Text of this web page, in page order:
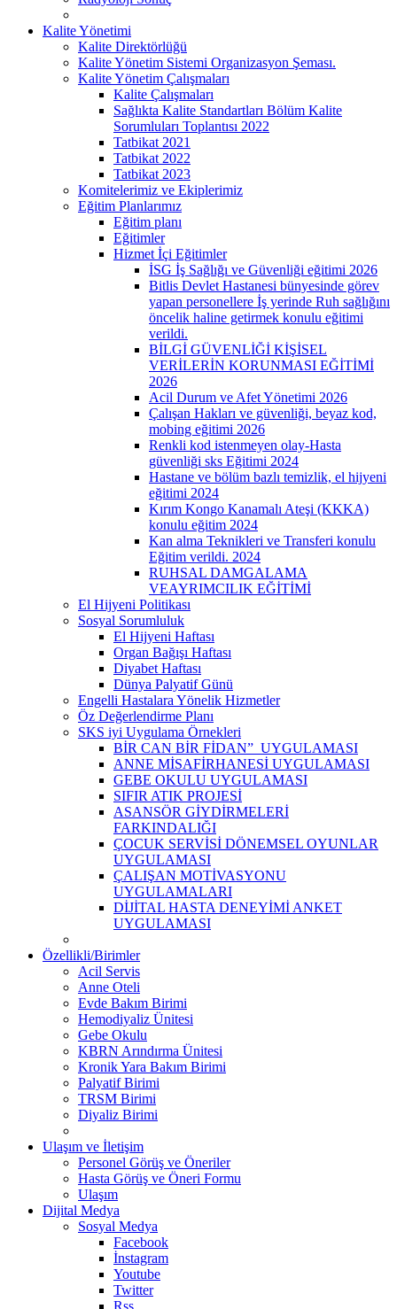
Kalite Yönetimi
Kalite Direktörlüğü
Kalite Yönetim Sistemi Organizasyon Şeması.
Kalite Yönetim Çalışmaları
Kalite Çalışmaları
Sağlıkta Kalite Standartları Bölüm Kalite
Sorumluları Toplantısı 2022
Tatbikat 2021
Tatbikat 2022
Tatbikat 2023
Komitelerimiz ve Ekiplerimiz
Eğitim Planlarımız
Eğitim planı
Eğitimler
Hizmet İçi Eğitimler
İSG İş Sağlığı ve Güvenliği eğitimi 2026
Bitlis Devlet Hastanesi bünyesinde görev
yapan personellere İş yerinde Ruh sağlığını
öncelik haline getirmek konulu eğitimi
verildi.
BİLGİ GÜVENLİĞİ KİŞİSEL
VERİLERİN KORUNMASI EĞİTİMİ
2026
Acil Durum ve Afet Yönetimi 2026
Çalışan Hakları ve güvenliği, beyaz kod,
mobing eğitimi 2026
Renkli kod istenmeyen olay-Hasta
güvenliği sks Eğitimi 2024
Hastane ve bölüm bazlı temizlik, el hijyeni
eğitimi 2024
Kırım Kongo Kanamalı Ateşi (KKKA)
konulu eğitim 2024
Kan alma Teknikleri ve Transferi konulu
Eğitim verildi. 2024
RUHSAL DAMGALAMA
VEAYRIMCILIK EĞİTİMİ
El Hijyeni Politikası
Sosyal Sorumluluk
El Hijyeni Haftası
Organ Bağışı Haftası
Diyabet Haftası
Dünya Palyatif Günü
Engelli Hastalara Yönelik Hizmetler
Öz Değerlendirme Planı
SKS iyi Uygulama Örnekleri
BİR CAN BİR FİDAN” UYGULAMASI
ANNE MİSAFİRHANESİ UYGULAMASI
GEBE OKULU UYGULAMASI
SIFIR ATIK PROJESİ
ASANSÖR GİYDİRMELERİ
FARKINDALIĞI
ÇOCUK SERVİSİ DÖNEMSEL OYUNLAR
UYGULAMASI
ÇALIŞAN MOTİVASYONU
UYGULAMALARI
DİJİTAL HASTA DENEYİMİ ANKET
UYGULAMASI
Özellikli/Birimler
Acil Servis
Anne Oteli
Evde Bakım Birimi
Hemodiyaliz Ünitesi
Gebe Okulu
KBRN Arındırma Ünitesi
Kronik Yara Bakım Birimi
Palyatif Birimi
TRSM Birimi
Diyaliz Birimi
Ulaşım ve İletişim
Personel Görüş ve Öneriler
Hasta Görüş ve Öneri Formu
Ulaşım
Dijital Medya
Sosyal Medya
Facebook
İnstagram
Youtube
Twitter
Rss